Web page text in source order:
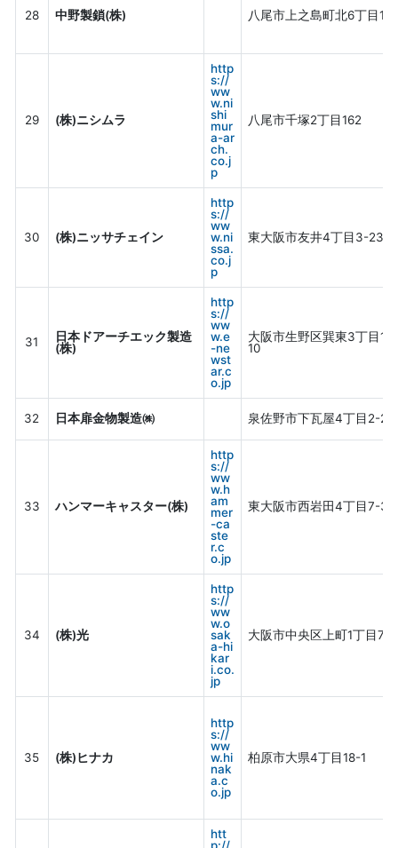
28 中野製鎖(株) 八尾市上之島町北6丁目1
29 (株)ニシムラ
http
s://
ww
w.ni
shi
mur
a-ar
ch.
co.j
p
八尾市千塚2丁目162
30 (株)ニッサチェイン
http
s://
ww
w.ni
ssa.
co.j
p
東大阪市友井4丁目3-23
31
日本ドアーチエック製造
(株)
http
s://
ww
w.e
-ne
wst
ar.c
o.jp
大阪市生野区巽東3丁目17-
10
32 日本扉金物製造㈱ 泉佐野市下瓦屋4丁目2-23
33 ハンマーキャスター(株)
http
s://
ww
w.h
am
mer
-ca
ste
r.c
o.jp
東大阪市西岩田4丁目7-35
34 (株)光
http
s://
ww
w.o
sak
a-hi
kar
i.co.
jp
大阪市中央区上町1丁目7-9
35 (株)ヒナカ
http
s://
ww
w.hi
nak
a.c
o.jp
柏原市大県4丁目18-1
htt